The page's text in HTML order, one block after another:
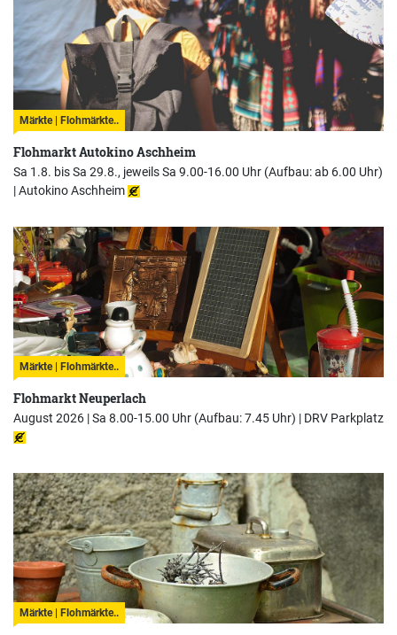
Märkte | Flohmärkte..
Flohmarkt Autokino Aschheim
Sa 1.8. bis Sa 29.8., jeweils Sa 9.00-16.00 Uhr (Aufbau: ab 6.00 Uhr)
|Autokino Aschheim
Märkte | Flohmärkte..
Flohmarkt Neuperlach
August 2026 | Sa 8.00-15.00 Uhr (Aufbau: 7.45 Uhr) | DRV Parkplatz
Märkte | Flohmärkte..